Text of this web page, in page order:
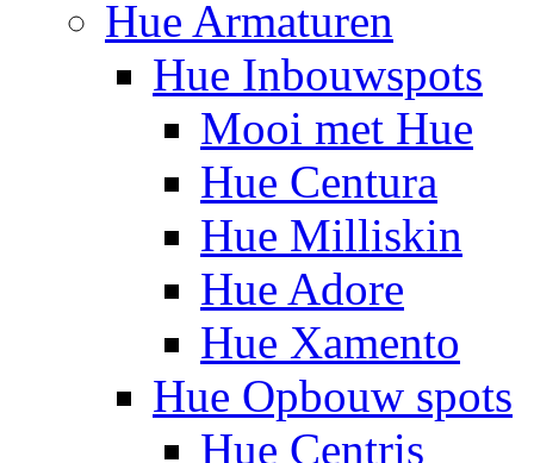
Hue Armaturen
Hue Inbouwspots
Mooi met Hue
Hue Centura
Hue Milliskin
Hue Adore
Hue Xamento
Hue Opbouw spots
Hue Centris